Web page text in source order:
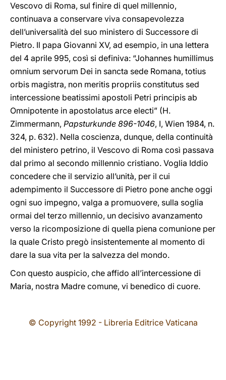
Vescovo di Roma, sul finire di quel millennio,
continuava a conservare viva consapevolezza
dell’universalità del suo ministero di Successore di
Pietro. Il papa Giovanni XV, ad esempio, in una lettera
del 4 aprile 995, così si definiva: “Johannes humillimus
omnium servorum Dei in sancta sede Romana, totius
orbis magistra, non meritis propriis constitutus sed
intercessione beatissimi apostoli Petri principis ab
Omnipotente in apostolatus arce electi” (H.
Zimmermann, Papsturkunde 896-1046, I, Wien 1984, n.
324, p. 632). Nella coscienza, dunque, della continuità
del ministero petrino, il Vescovo di Roma così passava
dal primo al secondo millennio cristiano. Voglia Iddio
concedere che il servizio all’unità, per il cui
adempimento il Successore di Pietro pone anche oggi
ogni suo impegno, valga a promuovere, sulla soglia
ormai del terzo millennio, un decisivo avanzamento
verso la ricomposizione di quella piena comunione per
la quale Cristo pregò insistentemente al momento di
dare la sua vita per la salvezza del mondo.
Con questo auspicio, che affido all’intercessione di
Maria, nostra Madre comune, vi benedico di cuore.
© Copyright 1992 - Libreria Editrice Vaticana